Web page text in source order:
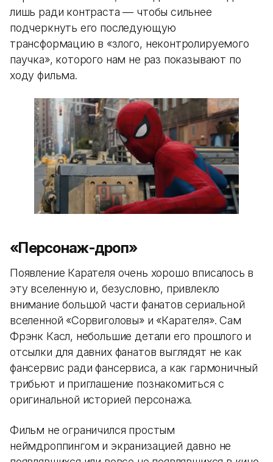
лишь ради контраста — чтобы сильнее
подчеркнуть его последующую
трансформацию в «злого, неконтролируемого
паучка», которого нам не раз показывают по
ходу фильма.
«Персонаж-дроп»
Появление Карателя очень хорошо вписалось в
эту вселенную и, безусловно, привлекло
внимание большой части фанатов сериальной
вселенной «Сорвиголовы» и «Карателя». Сам
Фрэнк Касл, небольшие детали его прошлого и
отсылки для давних фанатов выглядят не как
фансервис ради фансервиса, а как гармоничный
трибьют и приглашение познакомиться с
оригинальной историей персонажа.
Фильм не ограничился простым
неймдроппингом и экранизацией давно не